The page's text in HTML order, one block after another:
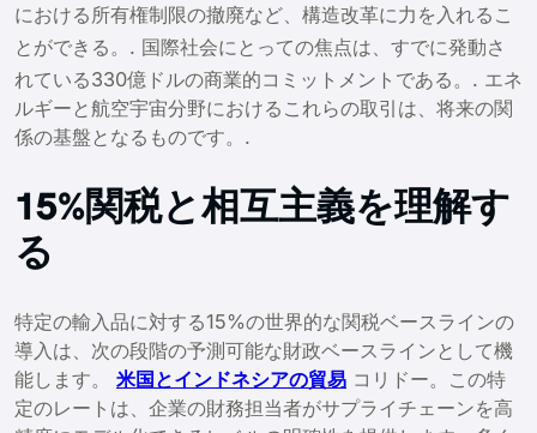
における所有権制限の撤廃など、構造改革に力を入れるこ
とができる。 . 国際社会にとっての焦点は、すでに発動さ
れている330億ドルの商業的コミットメントである。 . エネ
ルギーと航空宇宙分野におけるこれらの取引は、将来の関
係の基盤となるものです。.
15%関税と相互主義を理解す
る
特定の輸入品に対する15%の世界的な関税ベースラインの
導入は、次の段階の予測可能な財政ベースラインとして機
能します。 米国とインドネシアの貿易 コリドー。この特
定のレートは、企業の財務担当者がサプライチェーンを高